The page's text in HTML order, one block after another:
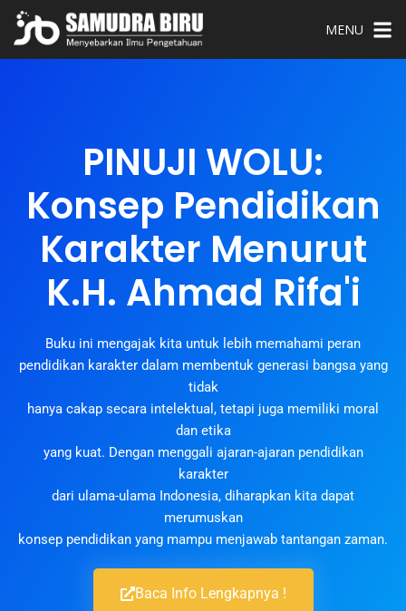
MENU
PINUJI WOLU:
Konsep Pendidikan
Karakter Menurut
K.H. Ahmad Rifa'i
Buku ini mengajak kita untuk lebih memahami peran
pendidikan karakter dalam membentuk generasi bangsa yang
tidak
hanya cakap secara intelektual, tetapi juga memiliki moral
dan etika
yang kuat. Dengan menggali ajaran-ajaran pendidikan
karakter
dari ulama-ulama Indonesia, diharapkan kita dapat
merumuskan
konsep pendidikan yang mampu menjawab tantangan zaman.
Baca Info Lengkapnya !